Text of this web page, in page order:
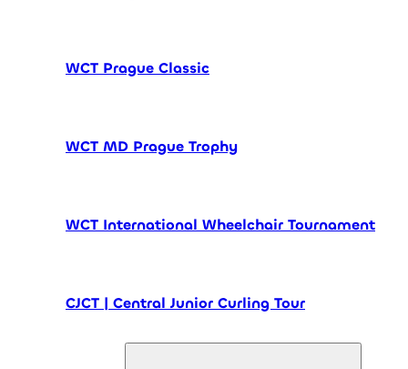
WCT Prague Classic
WCT MD Prague Trophy
WCT International Wheelchair Tournament
CJCT | Central Junior Curling Tour